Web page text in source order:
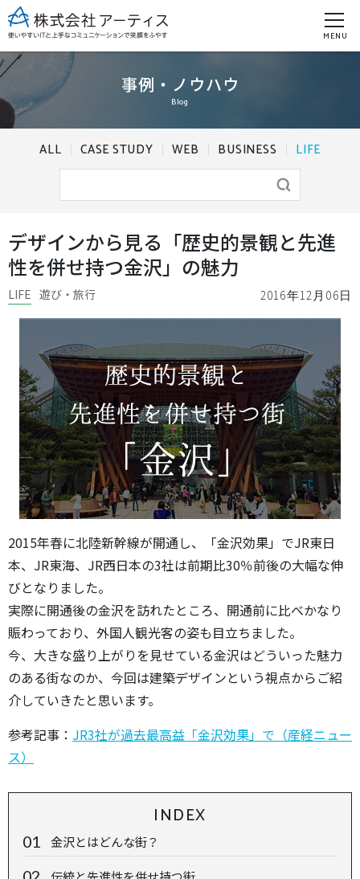
MENU
事例・ノウハウ
Blog
ALL CASE STUDY WEB BUSINESS LIFE
デザインから見る「歴史的景観と先進
性を併せ持つ金沢」の魅力
2016年12月06日
LIFE 遊び・旅行
2015年春に北陸新幹線が開通し、「金沢効果」でJR東日
本、JR東海、JR西日本の3社は前期比30％前後の大幅な伸
びとなりました。
実際に開通後の金沢を訪れたところ、開通前に比べかなり
賑わっており、外国人観光客の姿も目立ちました。
今、大きな盛り上がりを見せている金沢はどういった魅力
のある街なのか、今回は建築デザインという視点からご紹
介していきたと思います。
参考記事： JR3社が過去最高益「金沢効果」で（産経ニュー
ス）
INDEX
金沢とはどんな街？